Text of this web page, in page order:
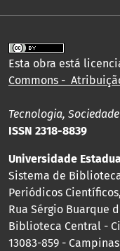
Esta obra está
Commons -
Tecnologia,
ISSN 2318-8839
Universidade
Sistema de
Periódicos
Rua Sérgio Buarque
Biblioteca Central -
13083-859 -